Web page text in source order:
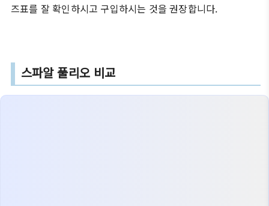
즈표를 잘 확인하시고 구입하시는 것을 권장합니다.
스파알 풀리오 비교